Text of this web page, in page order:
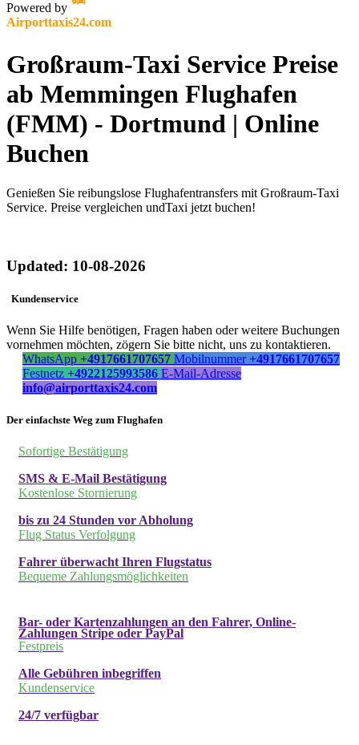
Powered by
Airporttaxis24.com
Großraum-Taxi Service Preise
ab Memmingen Flughafen
(FMM) - Dortmund | Online
Buchen
Genießen Sie reibungslose Flughafentransfers mit Großraum-Taxi
Service. Preise vergleichen undTaxi jetzt buchen!
Updated: 10-08-2026
Kundenservice
Wenn Sie Hilfe benötigen, Fragen haben oder weitere Buchungen
vornehmen möchten, zögern Sie bitte nicht, uns zu kontaktieren.
WhatsApp +4917661707657 Mobilnummer +4917661707657
Festnetz +4922125993586 E-Mail-Adresse
info@airporttaxis24.com
Der einfachste Weg zum Flughafen
Sofortige Bestätigung
SMS & E-Mail Bestätigung
Kostenlose Stornierung
bis zu 24 Stunden vor Abholung
Flug Status Verfolgung
Fahrer überwacht Ihren Flugstatus
Bequeme Zahlungsmöglichkeiten
Bar- oder Kartenzahlungen an den Fahrer, Online-
Zahlungen Stripe oder PayPal
Festpreis
Alle Gebühren inbegriffen
Kundenservice
24/7 verfügbar